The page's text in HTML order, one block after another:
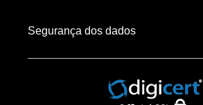
Segurança dos dados